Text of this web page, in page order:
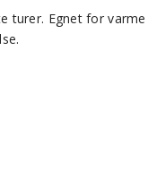
turer. Egnet for